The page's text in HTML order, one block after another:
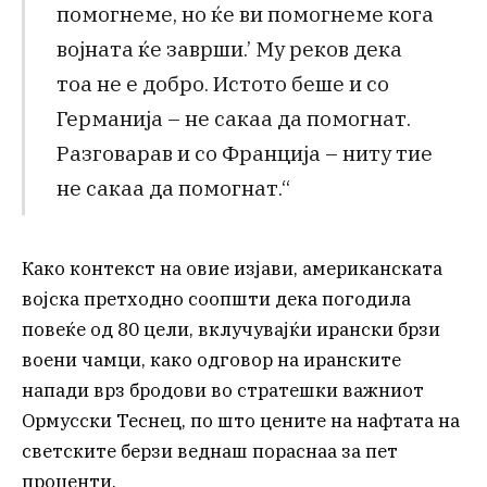
помогнеме, но ќе ви помогнеме кога
војната ќе заврши.’ Му реков дека
тоа не е добро. Истото беше и со
Германија – не сакаа да помогнат.
Разговарав и со Франција – ниту тие
не сакаа да помогнат.“
Како контекст на овие изјави, американската
војска претходно соопшти дека погодила
повеќе од 80 цели, вклучувајќи ирански брзи
воени чамци, како одговор на иранските
напади врз бродови во стратешки важниот
Ормусски Теснец, по што цените на нафтата на
светските берзи веднаш пораснаа за пет
проценти.